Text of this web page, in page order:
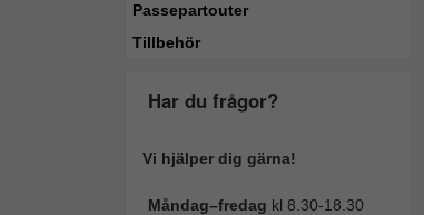
Passepartouter
Tillbehör
Har du frågor?
Vi hjälper dig gärna!
Måndag–fredag kl 8.30-18.30